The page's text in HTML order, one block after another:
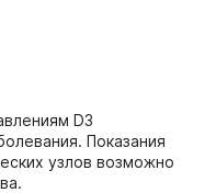
D3
Показания
узлов возможно